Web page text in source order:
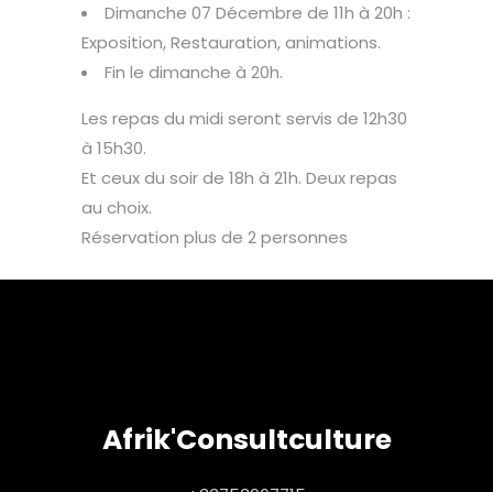
Dimanche 07 Décembre de 11h à 20h :
Exposition, Restauration, animations.
Fin le dimanche à 20h.
Les repas du midi seront servis de 12h30
à 15h30.
Et ceux du soir de 18h à 21h. Deux repas
au choix.
Réservation plus de 2 personnes
Afrik'Consultculture